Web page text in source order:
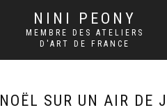
NINI PEONY
MEMBRE DES ATELIERS
D'ART DE FRANCE
NOËL SUR UN AIR